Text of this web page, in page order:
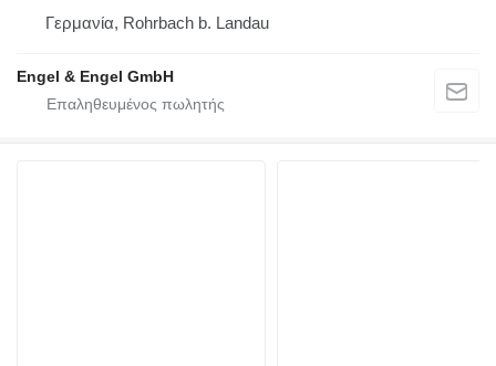
Γερμανία, Rohrbach b. Landau
Engel & Engel GmbH